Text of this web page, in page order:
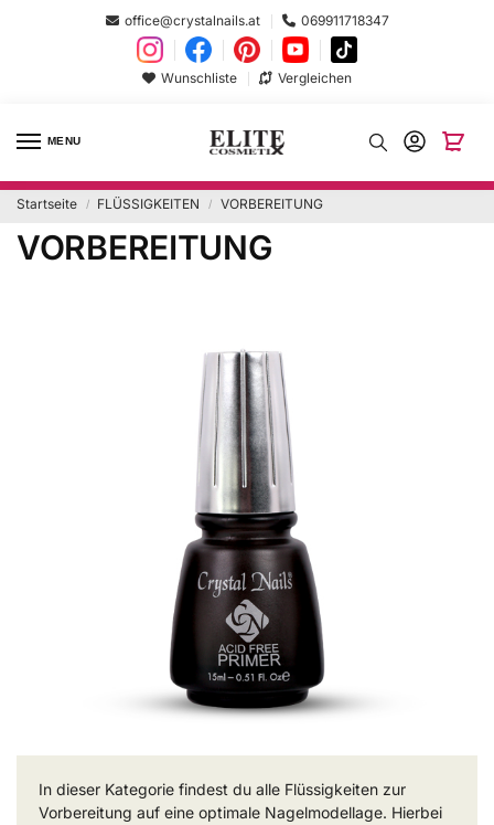
office@crystalnails.at 069911718347
Wunschliste Vergleichen
MENU
Startseite / FLÜSSIGKEITEN / VORBEREITUNG
VORBEREITUNG
In dieser Kategorie findest du alle Flüssigkeiten zur
Vorbereitung auf eine optimale Nagelmodellage. Hierbei